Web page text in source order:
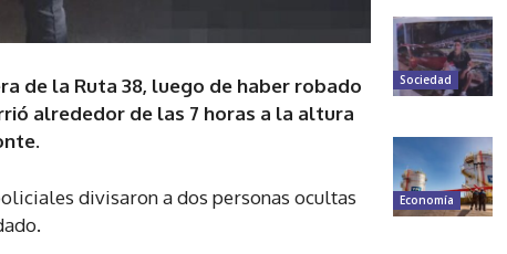
de la Ruta 38, luego de haber robado
alrededor de las 7 horas a la altura
divisaron a dos personas ocultas
Sociedad
Economía